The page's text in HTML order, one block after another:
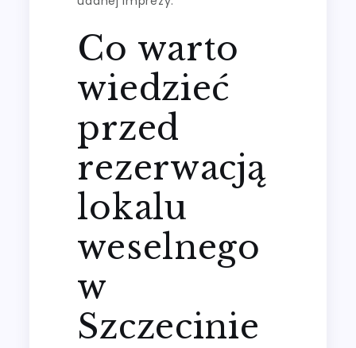
Co warto
wiedzieć
przed
rezerwacją
lokalu
weselnego
w
Szczecinie